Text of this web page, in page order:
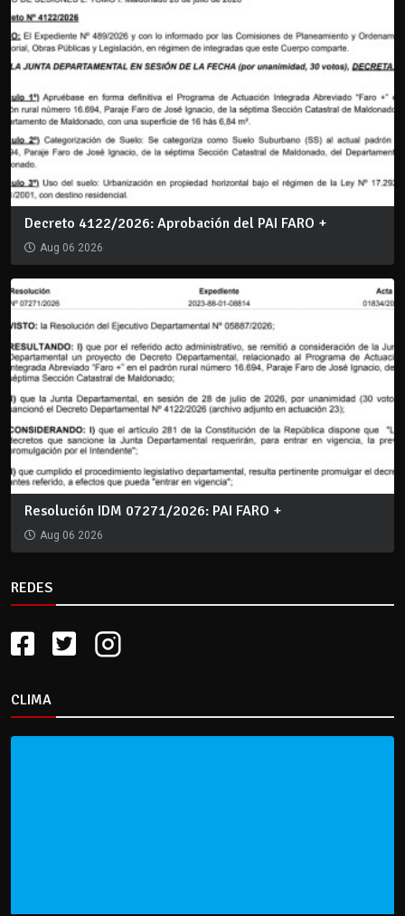
Decreto 4122/2026: Aprobación del PAI FARO +
Aug 06 2026
Resolución IDM 07271/2026: PAI FARO +
Aug 06 2026
REDES
CLIMA